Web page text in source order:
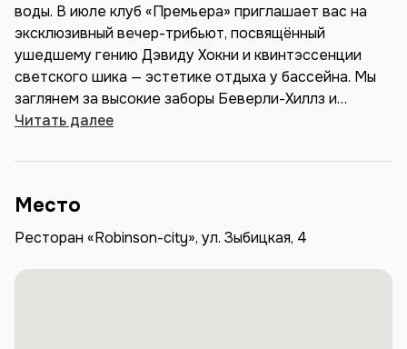
воды. В июле клуб «Премьера» приглашает вас на
эксклюзивный вечер-трибьют, посвящённый
ушедшему гению Дэвиду Хокни и квинтэссенции
светского шика — эстетике отдыха у бассейна. Мы
заглянем за высокие заборы Беверли-Хиллз и
Хэмптонса, чтобы узнать, как обычный резервуар с
голливудских звезд, миллионеров и бунтарей от
самый визуальный код идеального лета, который мы
до сих пор копируем в своих соцсетях. Вместе с
искусствоведом Екатериной Вересовой мы
погрузимся в этот глянцевый мир и узнаем, как
Читать далее
Место
Ресторан «Robinson-city», ул. Зыбицкая, 4